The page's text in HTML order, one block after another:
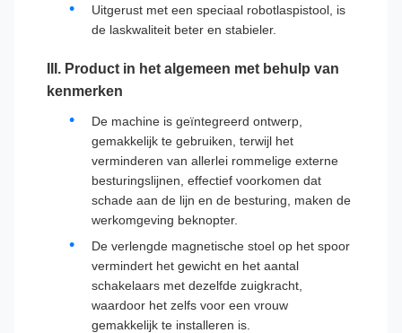
Uitgerust met een speciaal robotlaspistool, is
de laskwaliteit beter en stabieler.
III. Product in het algemeen met behulp van
kenmerken
De machine is geïntegreerd ontwerp,
gemakkelijk te gebruiken, terwijl het
verminderen van allerlei rommelige externe
besturingslijnen, effectief voorkomen dat
schade aan de lijn en de besturing, maken de
werkomgeving beknopter.
De verlengde magnetische stoel op het spoor
vermindert het gewicht en het aantal
schakelaars met dezelfde zuigkracht,
waardoor het zelfs voor een vrouw
gemakkelijk te installeren is.